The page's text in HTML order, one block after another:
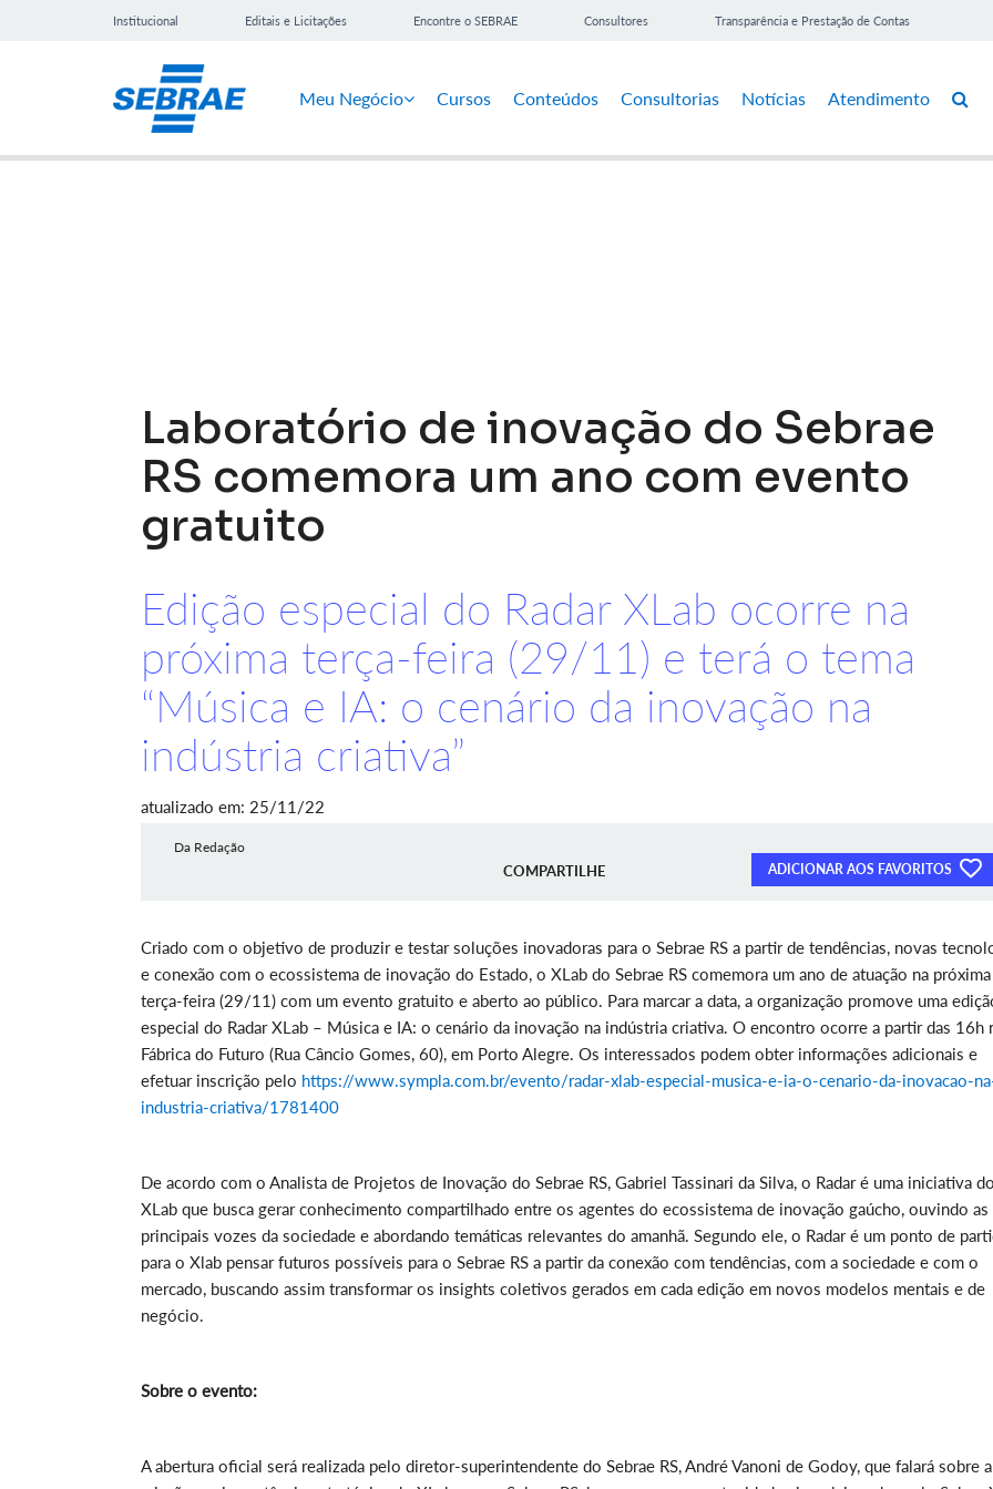
Institucional Editais e Licitações Encontre o SEBRAE Consultores Transparência e Prestação de Contas
Meu Negócio Cursos Conteúdos Consultorias Notícias Atendimento
Laboratório de inovação do Sebrae
RS comemora um ano com evento
gratuito
Edição especial do Radar XLab ocorre na
próxima terça-feira (29/11) e terá o tema
“Música e IA: o cenário da inovação na
indústria criativa”
atualizado em: 25/11/22
Da Redação
COMPARTILHE ADICIONAR AOS FAVORITOS
Criado com o objetivo de produzir e testar soluções inovadoras para o Sebrae RS a partir de tendências, novas
e conexão com o ecossistema de inovação do Estado, o XLab do Sebrae RS comemora um ano de atuação na próxima
terça-feira (29/11) com um evento gratuito e aberto ao público. Para marcar a data, a organização promove uma
especial do Radar XLab – Música e IA: o cenário da inovação na indústria criativa. O encontro ocorre a partir das 16h
Fábrica do Futuro (Rua Câncio Gomes, 60), em Porto Alegre. Os interessados podem obter informações adicionais e
efetuar inscrição pelo https://www.sympla.com.br/evento/radar-xlab-especial-musica-e-ia-o-cenario-da-inovacao-
industria-criativa/1781400
De acordo com o Analista de Projetos de Inovação do Sebrae RS, Gabriel Tassinari da Silva, o Radar é uma iniciativa
XLab que busca gerar conhecimento compartilhado entre os agentes do ecossistema de inovação gaúcho, ouvindo as
principais vozes da sociedade e abordando temáticas relevantes do amanhã. Segundo ele, o Radar é um ponto de
para o Xlab pensar futuros possíveis para o Sebrae RS a partir da conexão com tendências, com a sociedade e com o
mercado, buscando assim transformar os insights coletivos gerados em cada edição em novos modelos mentais e de
negócio.
Sobre o evento:
A abertura oficial será realizada pelo diretor-superintendente do Sebrae RS, André Vanoni de Godoy, que falará sobre a